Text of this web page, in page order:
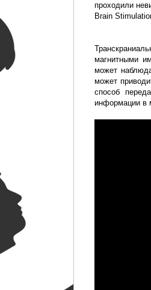
проходили
Brain
магнитными
может
может
способ
информации в